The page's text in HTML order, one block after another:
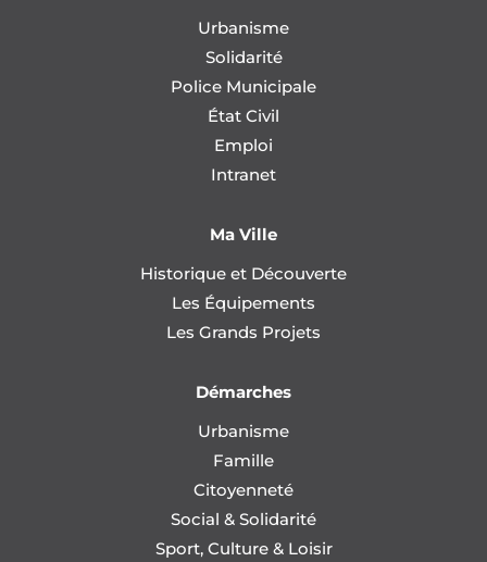
Urbanisme
Solidarité
Police Municipale
État Civil
Emploi
Intranet
Ma Ville
Historique et Découverte
Les Équipements
Les Grands Projets
Démarches
Urbanisme
Famille
Citoyenneté
Social & Solidarité
Sport, Culture & Loisir